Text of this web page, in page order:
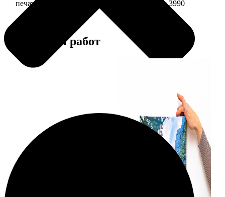
печать фото на холсте 40х40 на подрамнике 3990
Примеры работ